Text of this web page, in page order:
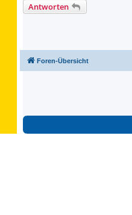
Antworten
Foren-Übersicht